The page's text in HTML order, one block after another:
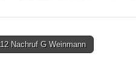
Nachruf G Weinmann